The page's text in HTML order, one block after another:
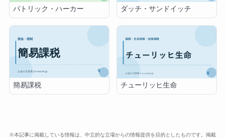
パトリック・ハーカー ダッチ・サンドイッチ
簡易課税 チューリッヒ生命
※本記事に掲載している情報は、中立的な立場からの情報提供を目的としたものです。掲載